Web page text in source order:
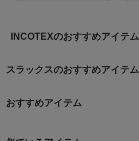
INCOTEXのおすすめアイテム
スラックスのおすすめアイテム
おすすめアイテム